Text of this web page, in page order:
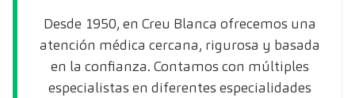
Desde 1950, en Creu Blanca ofrecemos una
atención médica cercana, rigurosa y basada
en la confianza. Contamos con múltiples
especialistas en diferentes especialidades